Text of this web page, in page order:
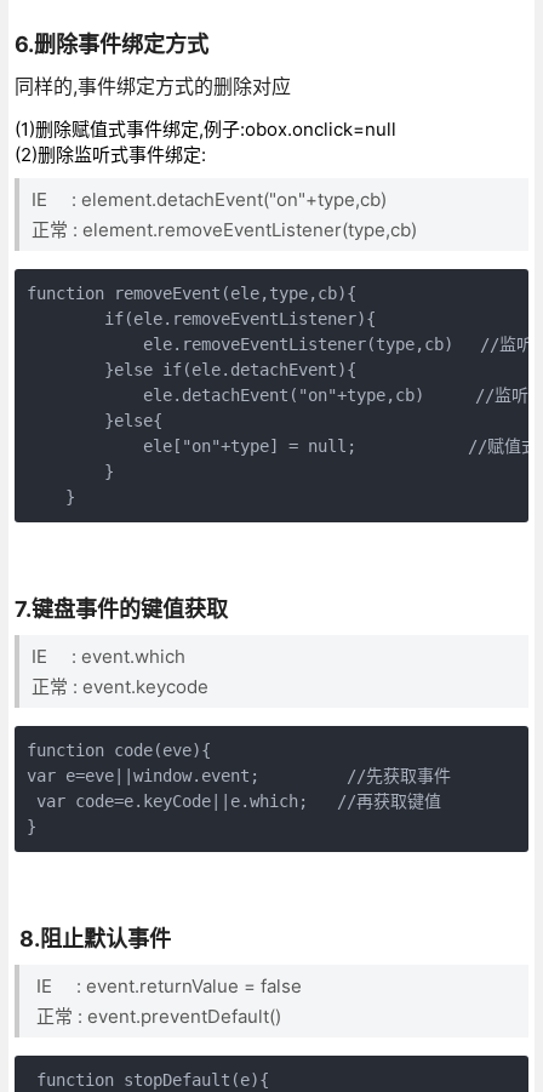
6.删除事件绑定方式
同样的,事件绑定方式的删除对应
(1)删除赋值式事件绑定,例子:obox.onclick=null
(2)删除监听式事件绑定:
IE : element.detachEvent("on"+type,cb)
正常 : element.removeEventListener(type,cb)
function removeEvent(ele,type,cb){
        if(ele.removeEventListener){
ele.removeEventListener(type,cb)　 //监听
        }else if(ele.detachEvent){
ele.detachEvent("on"+type,cb)　　　//监听
        }else{
ele["on"+type] = null;　　　　　　 //赋值式
        }
    }
7.键盘事件的键值获取
IE : event.which
正常 : event.keycode
function code(eve){
var e=eve||window.event;         //先获取事件
var code=e.keyCode||e.which;   //再获取键值
}
8.阻止默认事件
IE : event.returnValue = false
正常 : event.preventDefault()
function stopDefault(e){